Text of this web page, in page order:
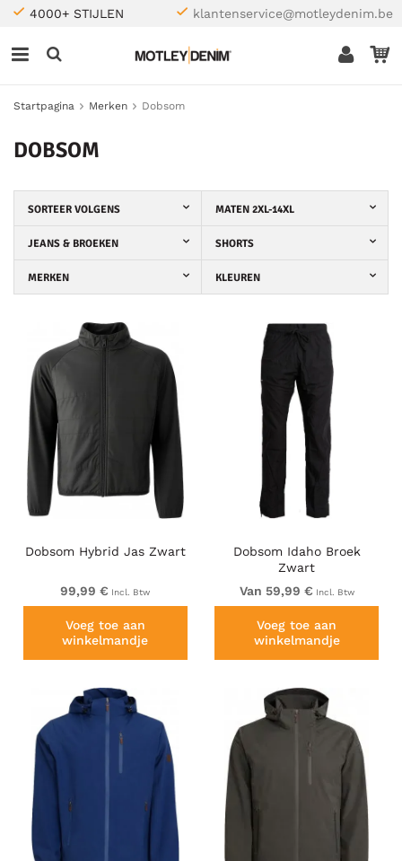
4000+ STIJLEN klantenservice@motleydenim.be
Startpagina Merken Dobsom
DOBSOM
SORTEER VOLGENS MATEN 2XL-14XL
JEANS & BROEKEN SHORTS
MERKEN KLEUREN
Dobsom Hybrid Jas Zwart
99,99 € Incl. Btw
Voeg toe aan
winkelmandje
Dobsom Idaho Broek
Zwart
Van 59,99 € Incl. Btw
Voeg toe aan
winkelmandje